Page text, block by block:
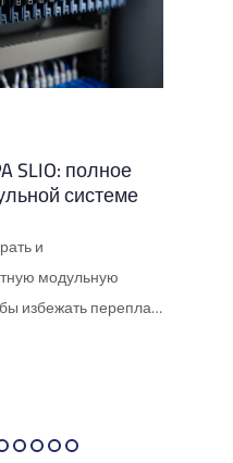
SLIO: полное
системе
и
модульную
избежать переплат
вашего